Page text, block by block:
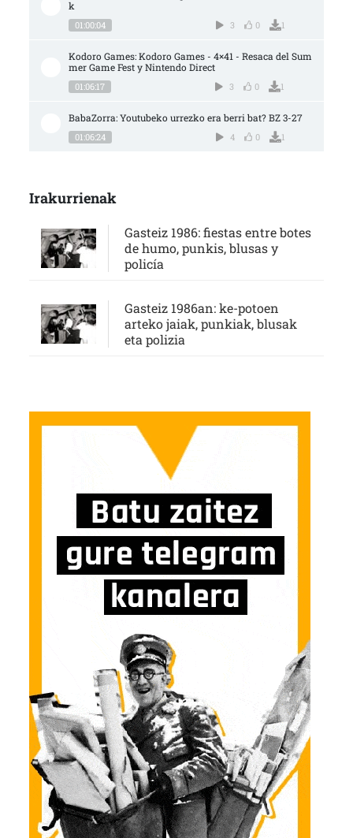
k
01:00:04 3 0 1
Kodoro Games: Kodoro Games - 4×41 - Resaca del Sum
mer Game Fest y Nintendo Direct
01:06:17 3 0 1
BabaZorra: Youtubeko urrezko era berri bat? BZ 3-27
01:06:24 4 0 1
Irakurrienak
Gasteiz 1986: fiestas entre botes
de humo, punkis, blusas y
policía
Gasteiz 1986an: ke-potoen
arteko jaiak, punkiak, blusak
eta polizia